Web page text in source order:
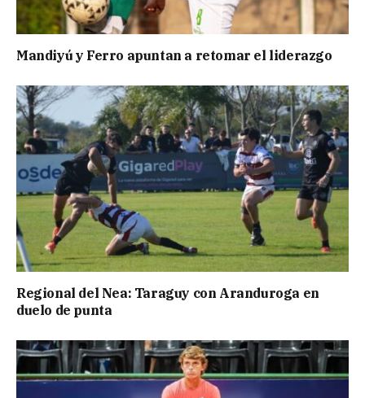
Mandiyú y Ferro apuntan a retomar el liderazgo
Regional del Nea: Taraguy con Aranduroga en
duelo de punta